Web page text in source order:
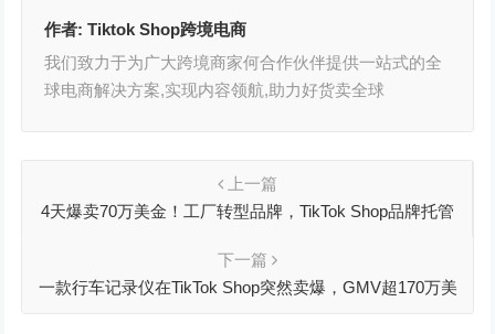
作者:Tiktok Shop跨境电商
我们致力于为广大跨境商家何合作伙伴提供一站式的全
球电商解决方案,实现内容领航,助力好货卖全球
上一篇
4天爆卖70万美金！工厂转型品牌，TikTok Shop品牌托管
下一篇
一款行车记录仪在TikTok Shop突然卖爆，GMV超170万美